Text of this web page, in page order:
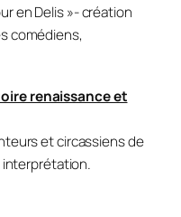
en Delis »- création
comédiens,
renaissance et
et circassiens de
interprétation.